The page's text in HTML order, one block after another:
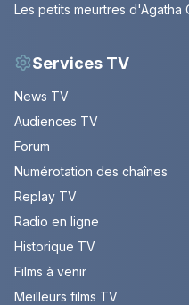
Les petits meurtres d'Agatha
Services TV
News TV
Audiences TV
Forum
Numérotation des chaînes
Replay TV
Radio en ligne
Historique TV
Films à venir
Meilleurs films TV